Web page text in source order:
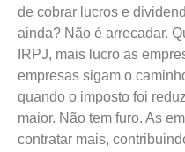
de cobrar lucros e
ainda? Não é arrecadar.
IRPJ, mais lucro as
empresas sigam o
quando o imposto foi
maior. Não tem furo. As
contratar mais,